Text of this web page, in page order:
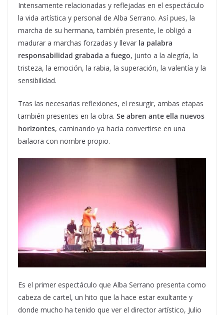
Intensamente relacionadas y reflejadas en el espectáculo
la vida artística y personal de Alba Serrano. Así pues, la
marcha de su hermana, también presente, le obligó a
madurar a marchas forzadas y llevar la palabra
responsabilidad grabada a fuego, junto a la alegría, la
tristeza, la emoción, la rabia, la superación, la valentía y la
sensibilidad.
Tras las necesarias reflexiones, el resurgir, ambas etapas
también presentes en la obra. Se abren ante ella nuevos
horizontes, caminando ya hacia convertirse en una
bailaora con nombre propio.
Es el primer espectáculo que Alba Serrano presenta como
cabeza de cartel, un hito que la hace estar exultante y
donde mucho ha tenido que ver el director artístico, Julio